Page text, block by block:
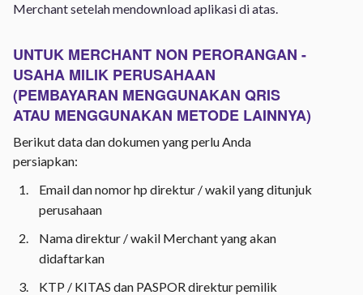
Merchant setelah mendownload aplikasi di atas.
UNTUK MERCHANT NON PERORANGAN -
USAHA MILIK PERUSAHAAN
(PEMBAYARAN MENGGUNAKAN QRIS
ATAU MENGGUNAKAN METODE LAINNYA)
Berikut data dan dokumen yang perlu Anda
persiapkan:
Email dan nomor hp direktur / wakil yang ditunjuk
perusahaan
Nama direktur / wakil Merchant yang akan
didaftarkan
KTP / KITAS dan PASPOR direktur pemilik